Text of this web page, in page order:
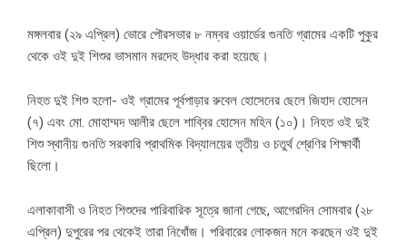
মঙ্গলবার (২৯ এপ্রিল) ভোরে পৌরসভার ৮ নম্বর ওয়ার্ডের গুনতি গ্রামের একটি পুকুর
থেকে ওই দুই শিশুর ভাসমান মরদেহ উদ্ধার করা হয়েছে।
নিহত দুই শিশু হলো- ওই গ্রামের পূর্বপাড়ার রুবেল হোসেনের ছেলে জিহাদ হোসেন
(৭) এবং মো. মোহাম্মদ আলীর ছেলে শাব্বির হোসেন মহিন (১০)। নিহত ওই দুই
শিশু স্থানীয় গুনতি সরকারি প্রাথমিক বিদ্যালয়ের তৃতীয় ও চতুর্থ শ্রেণির শিক্ষার্থী
ছিলো।
এলাকাবাসী ও নিহত শিশুদের পারিবারিক সূত্রে জানা গেছে, আগেরদিন সোমবার (২৮
এপ্রিল) দুপুরের পর থেকেই তারা নিখোঁজ। পরিবারের লোকজন মনে করছেন ওই দুই